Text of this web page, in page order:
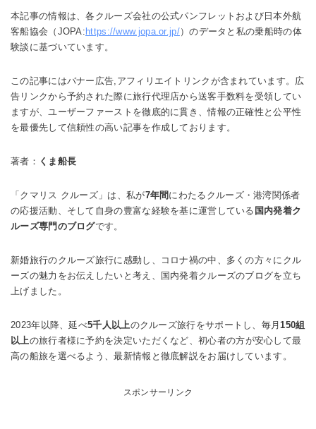
本記事の情報は、各クルーズ会社の公式パンフレットおよび日本外航
客船協会（JOPA: https://www.jopa.or.jp/）のデータと私の乗船時の体
験談に基づいています。
この記事にはバナー広告,アフィリエイトリンクが含まれています。広
告リンクから予約された際に旅行代理店から送客手数料を受領してい
ますが、ユーザーファーストを徹底的に貫き、情報の正確性と公平性
を最優先して信頼性の高い記事を作成しております。
著者： くま船長
「クマリス クルーズ」は、私が7年間 にわたるクルーズ・港湾関係者
の応援活動、そして自身の豊富な経験を基に運営している 国内発着ク
ルーズ専門のブログです。
新婚旅行のクルーズ旅行に感動し、コロナ禍の中、多くの方々にクル
ーズの魅力をお伝えしたいと考え、国内発着クルーズのブログを立ち
上げました。
2023年以降、延べ5千人以上のクルーズ旅行をサポートし、毎月 150組
以上の旅行者様に予約を決定いただくなど、初心者の方が安心して最
高の船旅を選べるよう、最新情報と徹底解説をお届けしています。
スポンサーリンク